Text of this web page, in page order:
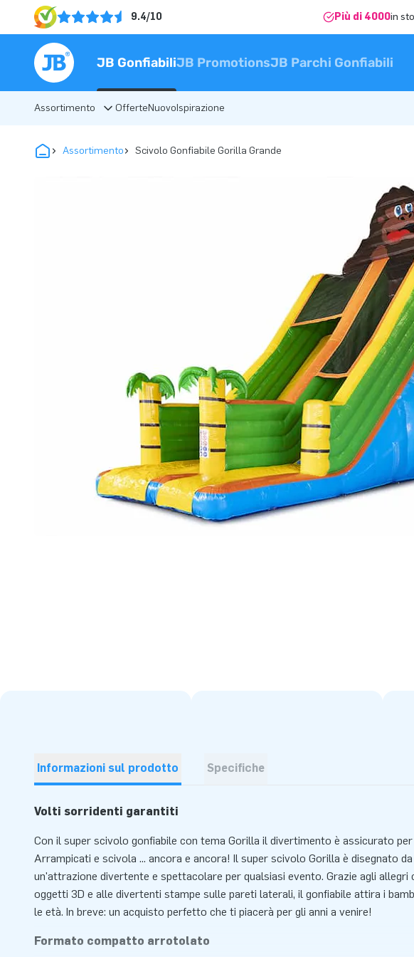
9.4/10 Più di 4000in
JB GonfiabiliJB PromotionsJB Parchi Gonfiabili
Assortimento OfferteNuovoIspirazione
Assortimento Scivolo Gonfiabile Gorilla Grande
Informazioni sul prodotto Specifiche
Volti sorridenti garantiti
Con il super scivolo gonfiabile con tema Gorilla il divertimento è assicurato per
Arrampicati e scivola ... ancora e ancora! Il super scivolo Gorilla è disegnato
un'attrazione divertente e spettacolare per qualsiasi evento. Grazie agli allegri
oggetti 3D e alle divertenti stampe sulle pareti laterali, il gonfiabile attira i
le età. In breve: un acquisto perfetto che ti piacerà per gli anni a venire!
Formato compatto arrotolato